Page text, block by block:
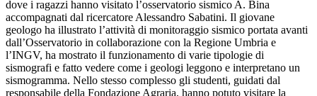
dove i ragazzi hanno visitato l’osservatorio sismico A. Bina
accompagnati dal ricercatore Alessandro Sabatini. Il giovane
geologo ha illustrato l’attività di monitoraggio sismico portata avanti
dall’Osservatorio in collaborazione con la Regione Umbria e
l’INGV, ha mostrato il funzionamento di varie tipologie di
sismografi e fatto vedere come i geologi leggono e interpretano un
sismogramma. Nello stesso complesso gli studenti, guidati dal
responsabile della Fondazione Agraria, hanno potuto visitare la